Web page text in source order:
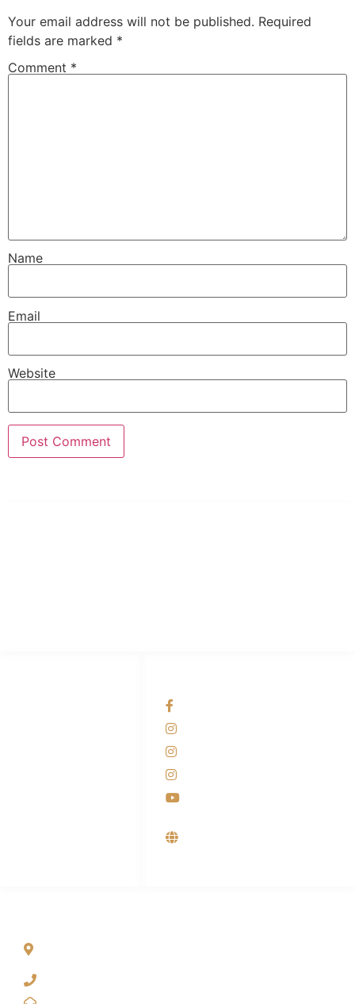
Your email address will not be published. Required
fields are marked *
Comment *
Name
Email
Website